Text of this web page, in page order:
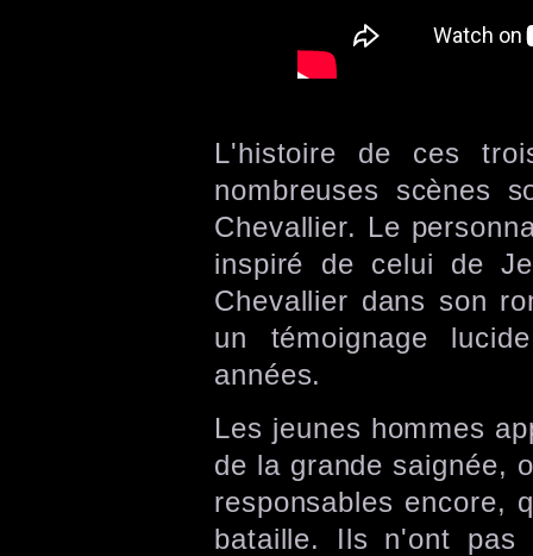
L'histoire de ces
nombreuses scènes
Chevallier. Le
inspiré de celui de
Chevallier dans son
un témoignage
années.
Les jeunes hommes
de la grande saignée,
responsables encore,
bataille. Ils n'ont pas